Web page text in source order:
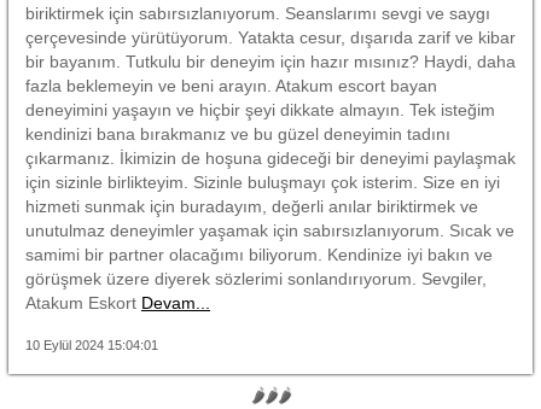
biriktirmek için sabırsızlanıyorum. Seanslarımı sevgi ve saygı
çerçevesinde yürütüyorum. Yatakta cesur, dışarıda zarif ve kibar
bir bayanım. Tutkulu bir deneyim için hazır mısınız? Haydi, daha
fazla beklemeyin ve beni arayın. Atakum escort bayan
deneyimini yaşayın ve hiçbir şeyi dikkate almayın. Tek isteğim
kendinizi bana bırakmanız ve bu güzel deneyimin tadını
çıkarmanız. İkimizin de hoşuna gideceği bir deneyimi paylaşmak
için sizinle birlikteyim. Sizinle buluşmayı çok isterim. Size en iyi
hizmeti sunmak için buradayım, değerli anılar biriktirmek ve
unutulmaz deneyimler yaşamak için sabırsızlanıyorum. Sıcak ve
samimi bir partner olacağımı biliyorum. Kendinize iyi bakın ve
görüşmek üzere diyerek sözlerimi sonlandırıyorum. Sevgiler,
Atakum Eskort Devam...
10 Eylül 2024 15:04:01
🌶🌶🌶